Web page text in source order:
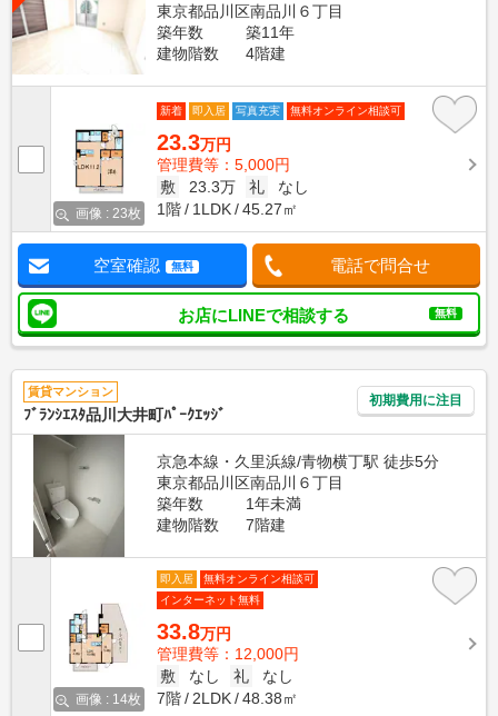
東京都品川区南品川６丁目
築年数
築11年
建物階数
4階建
画像 : 23枚
新着 即入居 写真充実 無料オンライン相談可
23.3万円
管理費等：5,000円
敷
23.3万 礼
なし
1階
1LDK 45.27㎡
空室確認 無料 電話で問合せ
お店にLINEで相談する 無料
賃貸マンション
ﾌﾞﾗﾝｼｴｽﾀ品川大井町ﾊﾟｰｸｴｯｼﾞ
初期費用に注目
京急本線・久里浜線/青物横丁駅 徒歩5分
東京都品川区南品川６丁目
築年数
1年未満
建物階数
7階建
画像 : 14枚
即入居
無料オンライン相談可
インターネット無料
33.8万円
管理費等：12,000円
敷
なし 礼
なし
7階
2LDK 48.38㎡